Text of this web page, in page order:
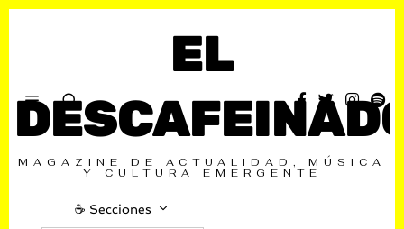
EL
MAGAZINE DE ACTUALIDAD, MÚSICA
Y CULTURA EMERGENTE
☕️ Secciones